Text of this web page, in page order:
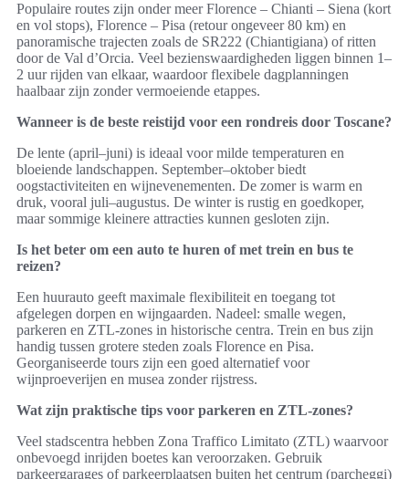
Populaire routes zijn onder meer Florence – Chianti – Siena (kort
en vol stops), Florence – Pisa (retour ongeveer 80 km) en
panoramische trajecten zoals de SR222 (Chiantigiana) of ritten
door de Val d’Orcia. Veel bezienswaardigheden liggen binnen 1–
2 uur rijden van elkaar, waardoor flexibele dagplanningen
haalbaar zijn zonder vermoeiende etappes.
Wanneer is de beste reistijd voor een rondreis door Toscane?
De lente (april–juni) is ideaal voor milde temperaturen en
bloeiende landschappen. September–oktober biedt
oogstactiviteiten en wijnevenementen. De zomer is warm en
druk, vooral juli–augustus. De winter is rustig en goedkoper,
maar sommige kleinere attracties kunnen gesloten zijn.
Is het beter om een auto te huren of met trein en bus te
reizen?
Een huurauto geeft maximale flexibiliteit en toegang tot
afgelegen dorpen en wijngaarden. Nadeel: smalle wegen,
parkeren en ZTL-zones in historische centra. Trein en bus zijn
handig tussen grotere steden zoals Florence en Pisa.
Georganiseerde tours zijn een goed alternatief voor
wijnproeverijen en musea zonder rijstress.
Wat zijn praktische tips voor parkeren en ZTL-zones?
Veel stadscentra hebben Zona Traffico Limitato (ZTL) waarvoor
onbevoegd inrijden boetes kan veroorzaken. Gebruik
parkeergarages of parkeerplaatsen buiten het centrum (parcheggi)